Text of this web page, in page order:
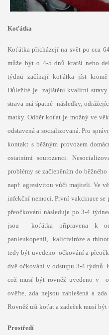
Koťátka
Koťátka přicházejí na svět po cca
může být o 4-5 dnů kratší nebo
týdnů začínají koťátka jíst kromě
Důležité je zajištění kvalitní
strava má špatné následky,
matky. Odběr koťat je možný ve
odstavená a socializovaná. Pro
kontakt s běžným provozem
ostatními sourozenci.
problémy se začleněním do
např. agresivitou vůči majiteli. Ve
infekční nemoci. První vakcinace se
přeočkování následuje po 3-4
jsou koťátka připravena k
panleukopenii, kaliciviróze a
tedy být uvedeno očkování a
dvě očkování v odstupu 3-4 týdnů.
což musí být rovněž uvedeno v
ověřte, zda nejsou zablešená a
Rovněž uši koťat a zadeček musí být
Prostředí